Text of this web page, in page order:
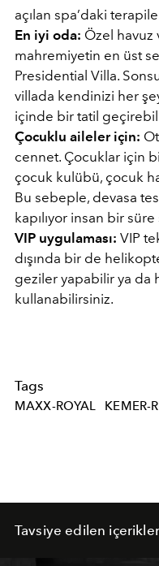
açılan spa’daki
En iyi oda: Özel havuz
mahremiyetin en üst
Presidential Villa.
villada kendinizi her
içinde bir tatil
Çocuklu aileler için:
cennet. Çocuklar için
çocuk kulübü, çocuk
Bu sebeple, devasa
kapılıyor insan bir süre
VIP uygulaması: VIP
dışında bir de
geziler yapabilir ya da
kullanabilirsiniz.
Tags
MAXX-ROYAL KEMER-
Tavsiye edilen içerikler